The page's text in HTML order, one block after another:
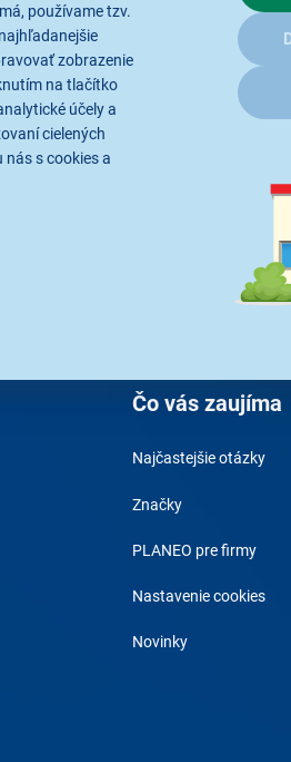
používame tzv.
zobrazenie
na tlačítko
účely a
cielených
nás s cookies a
Prihlásením
Čo vás zaujíma
Najčastejšie otázky
Značky
PLANEO pre firmy
Nastavenie cookies
Novinky